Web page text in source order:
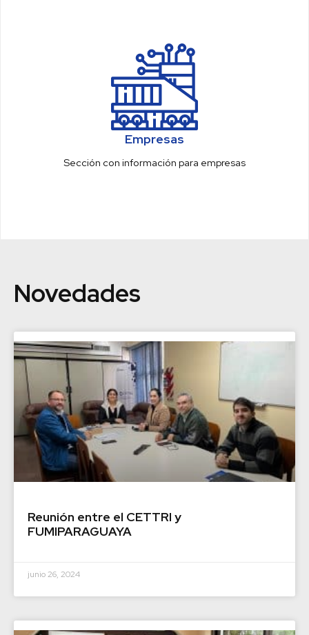
Empresas
Sección con información para empresas
Novedades
Reunión entre el CETTRI y
FUMIPARAGUAYA
junio 26, 2024